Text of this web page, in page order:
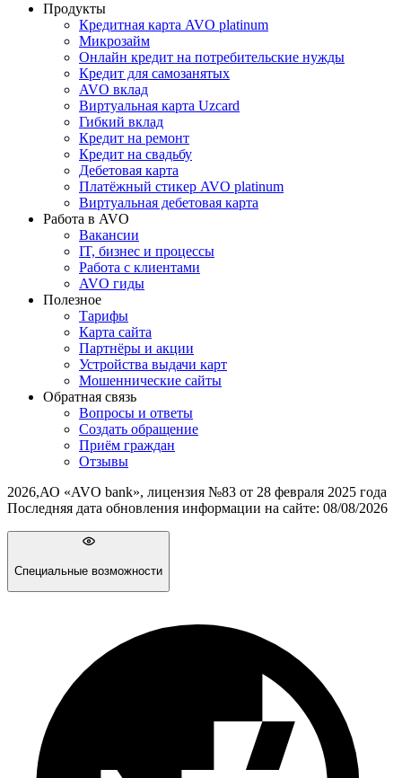
Продукты
Кредитная карта AVO platinum
Микрозайм
Онлайн кредит на потребительские нужды
Кредит для самозанятых
AVO вклад
Виртуальная карта Uzcard
Гибкий вклад
Кредит на ремонт
Кредит на свадьбу
Дебетовая карта
Платёжный стикер AVO platinum
Виртуальная дебетовая карта
Работа в AVO
Вакансии
IT, бизнес и процессы
Работа с клиентами
AVO гиды
Полезное
Тарифы
Карта сайта
Партнёры и акции
Устройства выдачи карт
Мошеннические cайты
Обратная связь
Вопросы и ответы
Создать обращение
Приём граждан
Отзывы
2026,АО «AVO bank», лицензия №83 от 28 февраля 2025 года
Последняя дата обновления информации на сайте: 08/08/2026
Специальные возможности